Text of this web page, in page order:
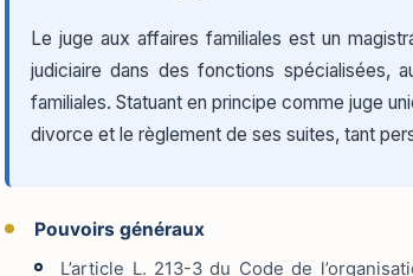
Le juge aux affaires familiales est un
judiciaire dans des fonctions spécialisées,
familiales. Statuant en principe comme juge
divorce et le règlement de ses suites, tant
Pouvoirs généraux
L’article L. 213-3 du Code de